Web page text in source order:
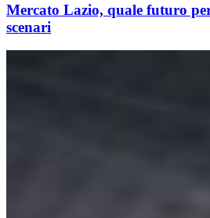
Mercato Lazio, quale futuro
scenari